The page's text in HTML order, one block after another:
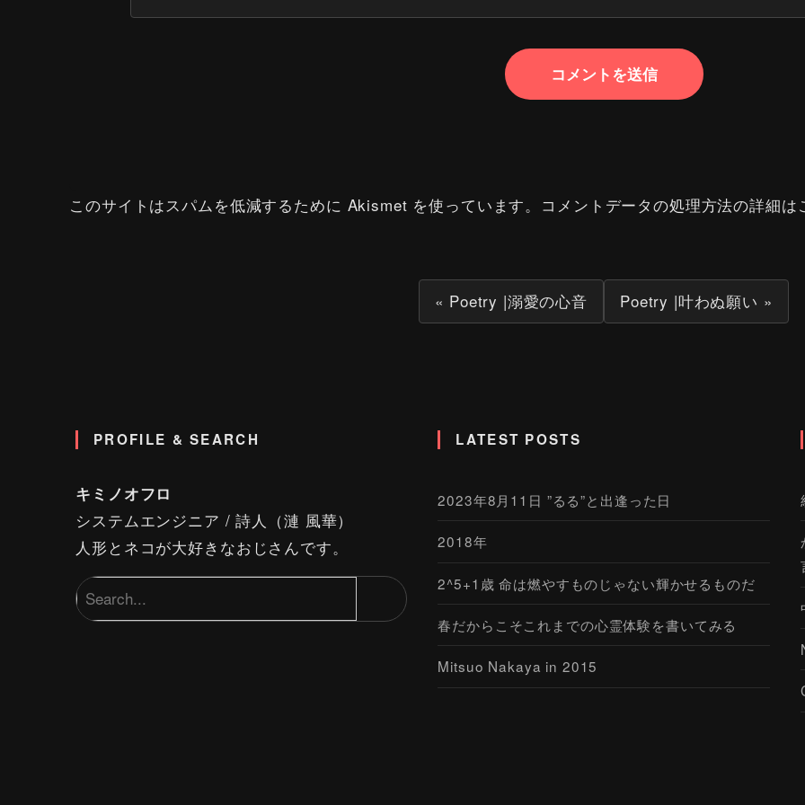
このサイトはスパムを低減するために Akismet を使っています。 コメントデータの処理方法の詳細は
« Poetry |溺愛の心音 Poetry |叶わぬ願い »
PROFILE & SEARCH
キミノオフロ
システムエンジニア / 詩人（漣 風華）
人形とネコが大好きなおじさんです。
LATEST POSTS
2023年8月11日 ”るる”と出逢った日
2018年
2^5+1歳 命は燃やすものじゃない輝かせるものだ
春だからこそこれまでの心霊体験を書いてみる
Mitsuo Nakaya in 2015